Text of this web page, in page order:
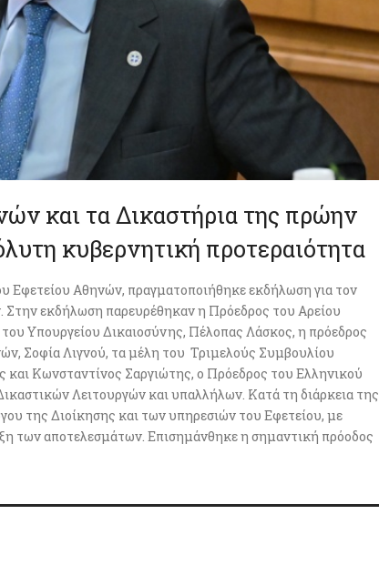
και τα Δικαστήρια της πρώην
κυβερνητική προτεραιότητα
Εφετείου Αθηνών, πραγματοποιήθηκε εκδήλωση για τον
Στην εκδήλωση παρευρέθηκαν η Πρόεδρος του Αρείου
Υπουργείου Δικαιοσύνης, Πέλοπας Λάσκος, η πρόεδρος
Σοφία Λιγνού, τα μέλη του Τριμελούς Συμβουλίου
Κωνσταντίνος Σαργιώτης, ο Πρόεδρος του Ελληνικού
Λειτουργών και υπαλλήλων. Κατά τη διάρκεια της
της Διοίκησης και των υπηρεσιών του Εφετείου, με
των αποτελεσμάτων. Επισημάνθηκε η σημαντική πρόοδος